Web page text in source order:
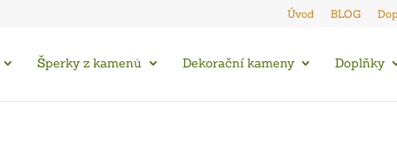
Úvod BLOG
Šperky z kamenů Dekorační kameny Doplňky